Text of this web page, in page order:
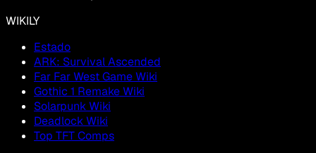
WIKILY
Estado
ARK: Survival Ascended
Far Far West Game Wiki
Gothic 1 Remake Wiki
Solarpunk Wiki
Deadlock Wiki
Top TFT Comps